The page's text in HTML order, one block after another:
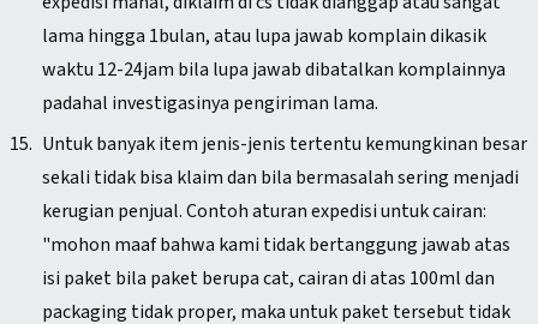
lama hingga 1bulan, atau lupa jawab komplain dikasik
waktu 12-24jam bila lupa jawab dibatalkan komplainnya
padahal investigasinya pengiriman lama.
Untuk banyak item jenis-jenis tertentu kemungkinan besar
sekali tidak bisa klaim dan bila bermasalah sering menjadi
kerugian penjual. Contoh aturan expedisi untuk cairan:
"mohon maaf bahwa kami tidak bertanggung jawab atas
isi paket bila paket berupa cat, cairan di atas 100ml dan
packaging tidak proper, maka untuk paket tersebut tidak